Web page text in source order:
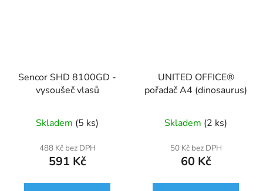
Sencor SHD 8100GD -
vysoušeč vlasů
Skladem (5 ks)
488 Kč bez DPH
591 Kč
UNITED OFFICE®
pořadač A4 (dinosaurus)
Skladem (2 ks)
50 Kč bez DPH
60 Kč